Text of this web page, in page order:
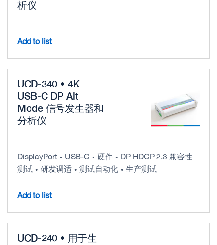
析仪
Add to list
UCD-340 • 4K
USB-C DP Alt
Mode 信号发生器和
分析仪
DisplayPort • USB-C • 硬件 •
DP HDCP 2.3 兼容性
测试 • 研发调适 • 测试自动化 • 生产测试
Add to list
UCD-240 • 用于生